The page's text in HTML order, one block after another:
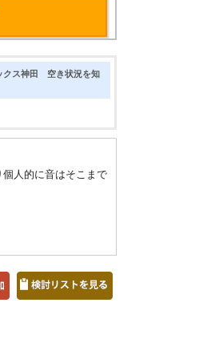
クス神田 空き状況を知
人的に音はそこまで